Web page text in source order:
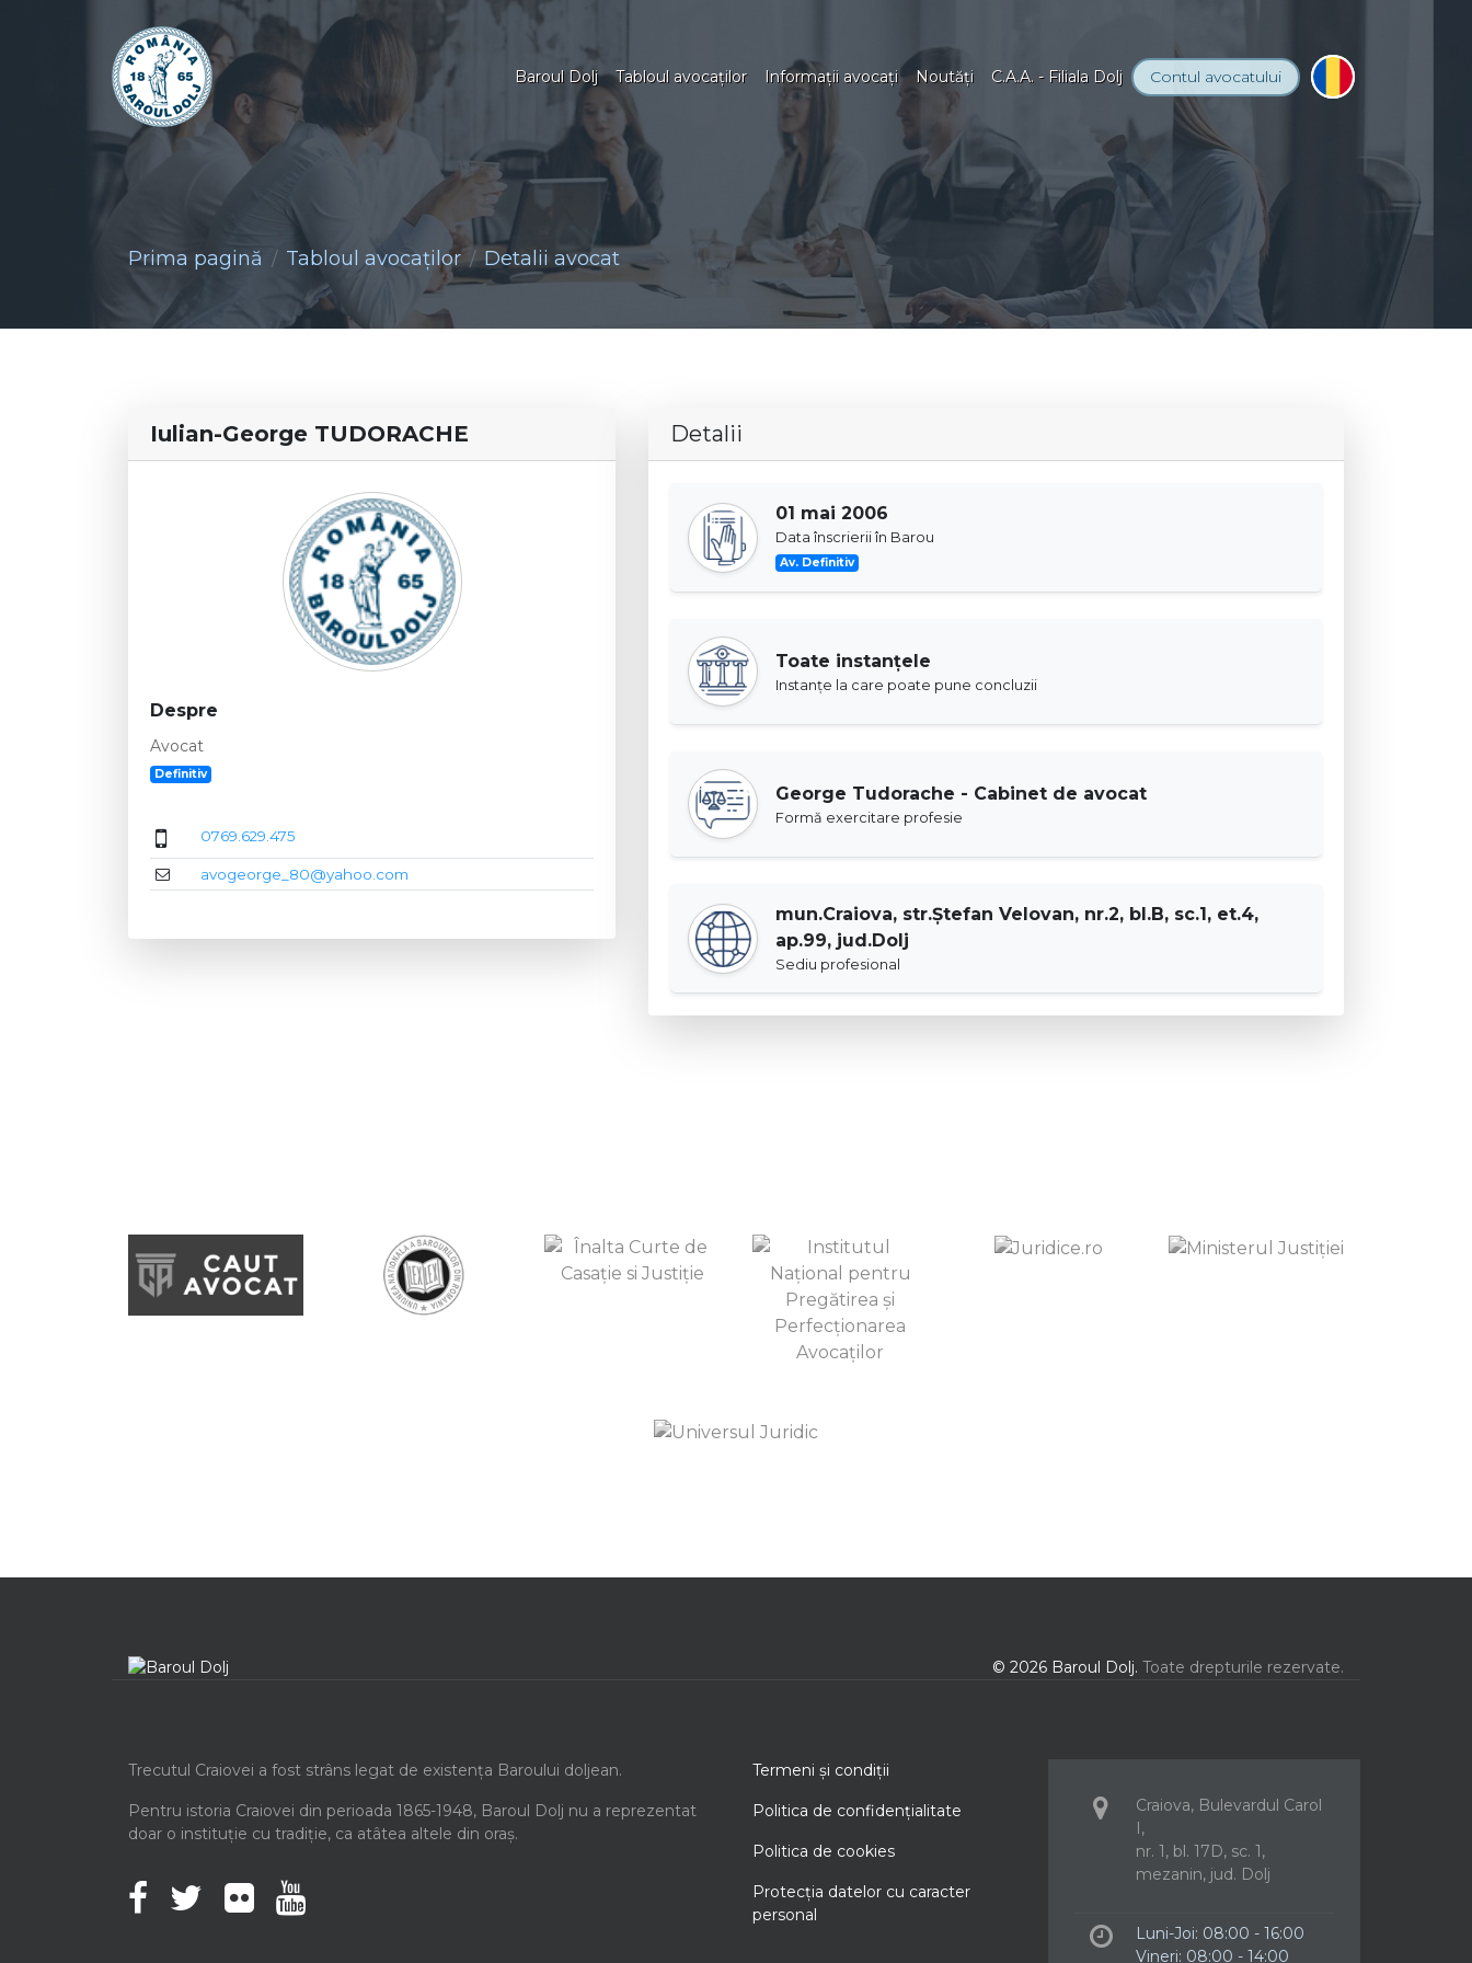
Baroul Dolj Tabloul avocaţilor Informaţii avocaţi Noutăţi C.A.A. - Filiala Dolj Contul avocatului
Prima pagină Tabloul avocaţilor Detalii avocat
Iulian-George TUDORACHE
Despre
Avocat
Definitiv
0769.629.475
avogeorge_80@yahoo.com
Detalii
01 mai 2006
Data înscrierii în Barou
Av. Definitiv
Toate instanţele
Instanţe la care poate pune concluzii
George Tudorache - Cabinet de avocat
Formă exercitare profesie
mun.Craiova, str.Ştefan Velovan, nr.2, bl.B, sc.1, et.4,
ap.99, jud.Dolj
Sediu profesional
© 2026 Baroul Dolj. Toate drepturile rezervate.
Trecutul Craiovei a fost strâns legat de existența Baroului doljean.
Pentru istoria Craiovei din perioada 1865-1948, Baroul Dolj nu a reprezentat
doar o instituție cu tradiție, ca atâtea altele din oraș.
Termeni şi condiţii
Politica de confidenţialitate
Politica de cookies
Protecţia datelor cu caracter
personal
Craiova, Bulevardul Carol
I,
nr. 1, bl. 17D, sc. 1,
mezanin, jud. Dolj
Luni-Joi: 08:00 - 16:00
Vineri: 08:00 - 14:00